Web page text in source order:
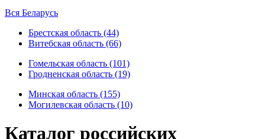
Вся Беларусь
Брестская область (44)
Витебская область (66)
Гомельская область (101)
Гродненская область (19)
Минская область (155)
Могилевская область (10)
Каталог российских